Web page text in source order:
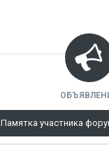
Памятка участника